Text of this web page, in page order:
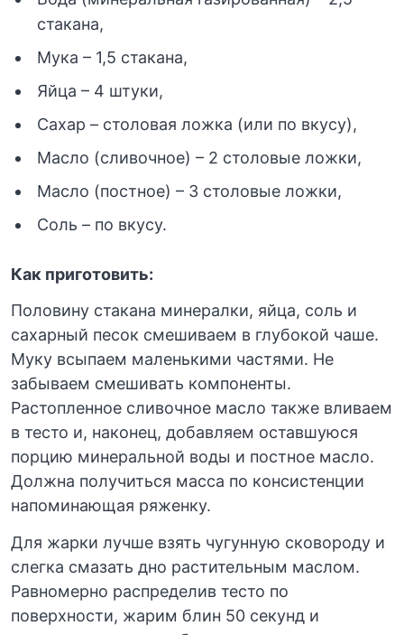
стакана,
Мука – 1,5 стакана,
Яйца – 4 штуки,
Сахар – столовая ложка (или по вкусу),
Масло (сливочное) – 2 столовые ложки,
Масло (постное) – 3 столовые ложки,
Соль – по вкусу.
Как приготовить:
Половину стакана минералки, яйца, соль и
сахарный песок смешиваем в глубокой чаше.
Муку всыпаем маленькими частями. Не
забываем смешивать компоненты.
Растопленное сливочное масло также вливаем
в тесто и, наконец, добавляем оставшуюся
порцию минеральной воды и постное масло.
Должна получиться масса по консистенции
напоминающая ряженку.
Для жарки лучше взять чугунную сковороду и
слегка смазать дно растительным маслом.
Равномерно распределив тесто по
поверхности, жарим блин 50 секунд и